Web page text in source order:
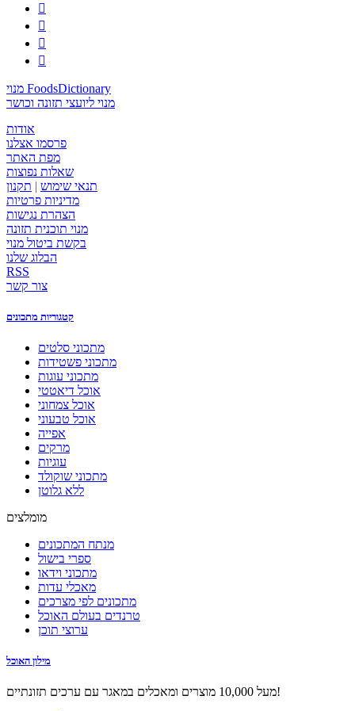




מנוי FoodsDictionary
מנוי ליועצי תזונה וכושר
אודות
פרסמו אצלנו
מפת האתר
שאלות נפוצות
תנאי שימוש | תקנון
מדיניות פרטיות
הצהרת נגישות
מנוי תוכנית תזונה
בקשת ביטול מנוי
הבלוג שלנו
RSS
צור קשר
קטגוריות מתכונים
מתכוני סלטים
מתכוני פשטידות
מתכוני עוגות
אוכל דיאטטי
אוכל צמחוני
אוכל טבעוני
אפייה
מרקים
עוגיות
מתכוני שוקולד
ללא גלוטן
מומלצים
מנתח המתכונים
ספרי בישול
מתכוני וידאו
מאכלי עדות
מתכונים לפי מצרכים
טרנדים בעולם האוכל
ערוצי תוכן
מילון האוכל
מעל 10,000 מוצרים ומאכלים במאגר עם ערכים תזונתיים!